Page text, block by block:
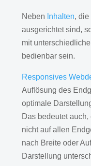
Neben Inhalten, die
ausgerichtet sind,
mit
bedienbar sein.
Responsives
Auflösung des
optimale
Das bedeutet auch,
nicht auf allen
nach Breite oder
Darstellung